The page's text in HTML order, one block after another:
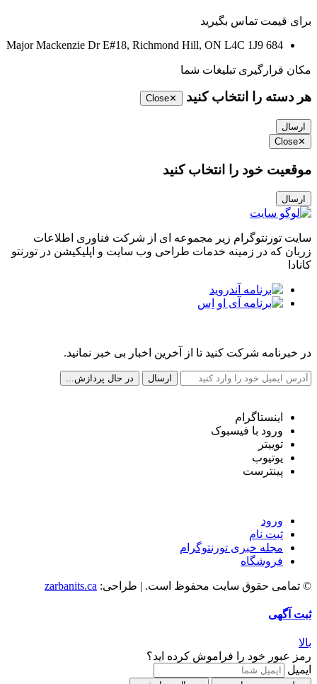
برای قیمت تماس بگیرید
684 Major Mackenzie Dr E#18, Richmond Hill, ON L4C 1J9
مکان قرارگیری تبلیغات شما
هر دسته را انتخاب کنید ✕
Close
ارسال
✕
Close
موقعیت خود را انتخاب کنید
ارسال
سایت تورنتوگرام زیر مجموعه ای از شرکت فناوری اطلاعات
زربان که در زمینه خدمات طراحی وب سایت و اپلیکیشن در تورنتو
کانادا
در خبرنامه شرکت کنید تا از آخرین اخبار بی خبر نمانید.
اینستاگرام
ورود با فیسبوک
توییتر
یوتیوب
پینترست
ورود
ثبت نام
مجله خبری تورنتوگرام
فروشگاه
© تمامی حقوق سایت محفوظ است. | طراحی: zarbanits.ca
ثبت آگهی
بالا
رمز عبور خود را فراموش کرده اید؟
ایمیل